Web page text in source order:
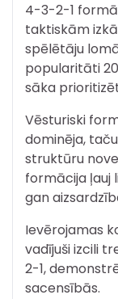
4-3-2-1
taktiskām
spēlētāju
popularitāti
sāka
Vēsturiski
dominēja,
struktūru
formācija ļauj
gan
Ievērojamas
vadījuši izcili
2-1,
sacensībās.